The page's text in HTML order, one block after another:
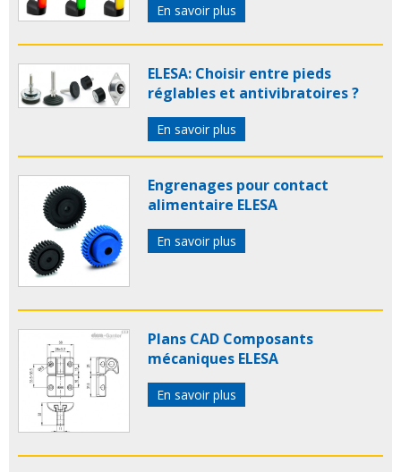
En savoir plus
ELESA: Choisir entre pieds
réglables et antivibratoires ?
En savoir plus
Engrenages pour contact
alimentaire ELESA
En savoir plus
Plans CAD Composants
mécaniques ELESA
En savoir plus